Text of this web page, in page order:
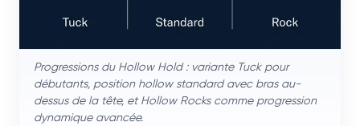
Progressions du Hollow Hold : variante Tuck pour
débutants, position hollow standard avec bras au-
dessus de la tête, et Hollow Rocks comme progression
dynamique avancée.